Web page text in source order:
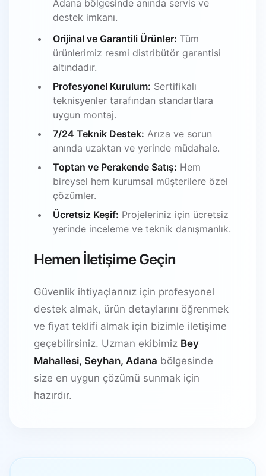
Adana bölgesinde anında servis ve
destek imkanı.
Orijinal ve Garantili Ürünler: Tüm
ürünlerimiz resmi distribütör garantisi
altındadır.
Profesyonel Kurulum: Sertifikalı
teknisyenler tarafından standartlara
uygun montaj.
7/24 Teknik Destek: Arıza ve sorun
anında uzaktan ve yerinde müdahale.
Toptan ve Perakende Satış: Hem
bireysel hem kurumsal müşterilere özel
çözümler.
Ücretsiz Keşif: Projeleriniz için ücretsiz
yerinde inceleme ve teknik danışmanlık.
Hemen İletişime Geçin
Güvenlik ihtiyaçlarınız için profesyonel
destek almak, ürün detaylarını öğrenmek
ve fiyat teklifi almak için bizimle iletişime
geçebilirsiniz. Uzman ekibimiz Bey
Mahallesi, Seyhan, Adana bölgesinde
size en uygun çözümü sunmak için
hazırdır.